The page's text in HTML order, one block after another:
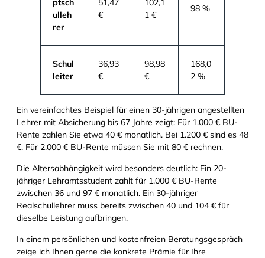
ptsch
ulleh
rer
51,47
€
102,1
1 €
98 %
Schul
leiter
36,93
€
98,98
€
168,0
2 %
Ein vereinfachtes Beispiel für einen 30-jährigen angestellten
Lehrer mit Absicherung bis 67 Jahre zeigt: Für 1.000 € BU-
Rente zahlen Sie etwa 40 € monatlich. Bei 1.200 € sind es 48
€. Für 2.000 € BU-Rente müssen Sie mit 80 € rechnen.
Die Altersabhängigkeit wird besonders deutlich: Ein 20-
jähriger Lehramtsstudent zahlt für 1.000 € BU-Rente
zwischen 36 und 97 € monatlich. Ein 30-jähriger
Realschullehrer muss bereits zwischen 40 und 104 € für
dieselbe Leistung aufbringen.
In einem persönlichen und kostenfreien Beratungsgespräch
zeige ich Ihnen gerne die konkrete Prämie für Ihre